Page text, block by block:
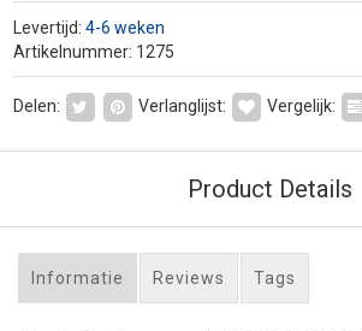
Levertijd: 4-6 weken
Artikelnummer: 1275
Delen: Verlanglijst: Vergelijk:
Product Details
Informatie Reviews Tags